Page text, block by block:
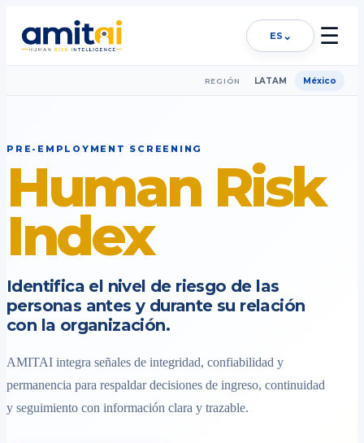
ES ⌄ ☰
REGIÓN LATAM México
PRE-EMPLOYMENT SCREENING
Human Risk
Index
Identifica el nivel de riesgo de las
personas antes y durante su relación
con la organización.
AMITAI integra señales de integridad, confiabilidad y
permanencia para respaldar decisiones de ingreso, continuidad
y seguimiento con información clara y trazable.